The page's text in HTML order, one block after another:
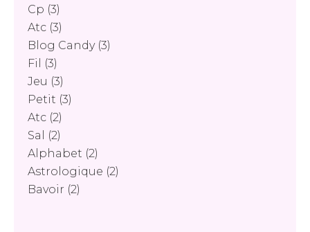
Cp (3)
Atc (3)
Blog Candy(3)
Fil
(3)
Jeu (3)
Petit (3)
Atc (2)
Sal
(2)
Alphabet (2)
Astrologique (2)
Bavoir (2)